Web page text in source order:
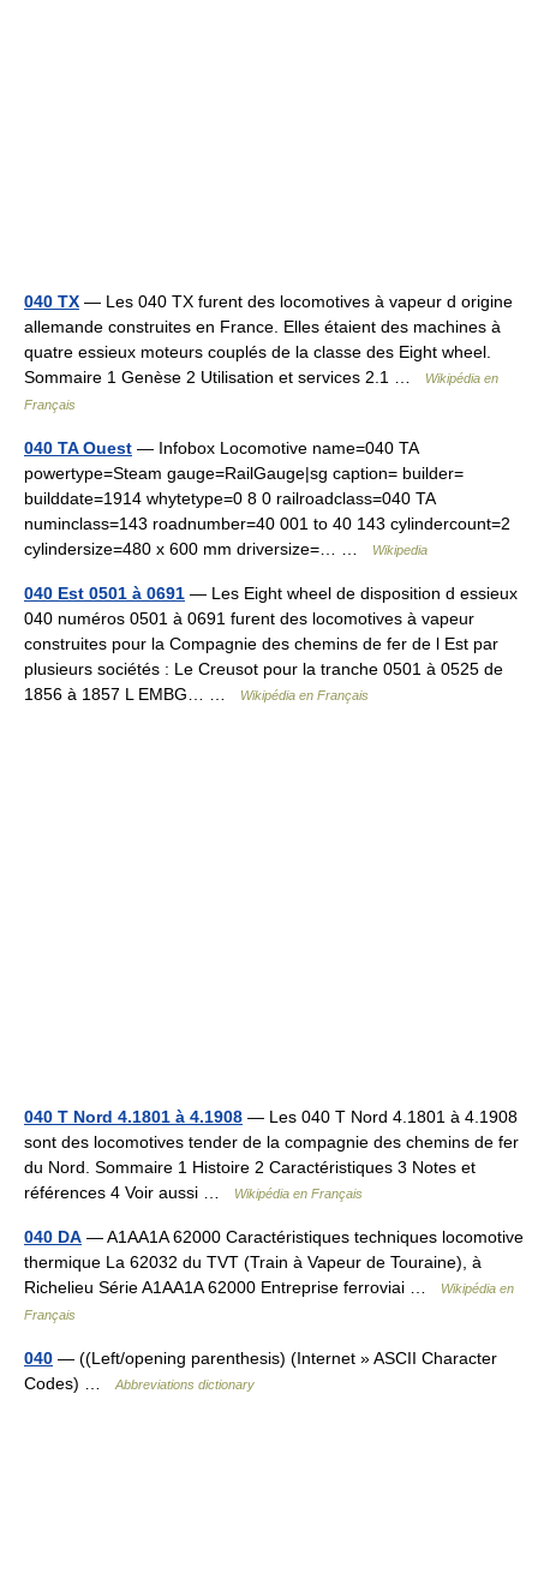
040 TX — Les 040 TX furent des locomotives à vapeur d origine
allemande construites en France. Elles étaient des machines à
quatre essieux moteurs couplés de la classe des Eight wheel.
Sommaire 1 Genèse 2 Utilisation et services 2.1 …
Wikipédia en
Français
040 TA Ouest — Infobox Locomotive name=040 TA
powertype=Steam gauge=RailGauge|sg caption= builder=
builddate=1914 whytetype=0 8 0 railroadclass=040 TA
numinclass=143 roadnumber=40 001 to 40 143 cylindercount=2
cylindersize=480 x 600 mm driversize=… …
Wikipedia
040 Est 0501 à 0691 — Les Eight wheel de disposition d essieux
040 numéros 0501 à 0691 furent des locomotives à vapeur
construites pour la Compagnie des chemins de fer de l Est par
plusieurs sociétés : Le Creusot pour la tranche 0501 à 0525 de
1856 à 1857 L EMBG… …
Wikipédia en Français
040 T Nord 4.1801 à 4.1908 — Les 040 T Nord 4.1801 à 4.1908
sont des locomotives tender de la compagnie des chemins de fer
du Nord. Sommaire 1 Histoire 2 Caractéristiques 3 Notes et
références 4 Voir aussi …
Wikipédia en Français
040 DA — A1AA1A 62000 Caractéristiques techniques locomotive
thermique La 62032 du TVT (Train à Vapeur de Touraine), à
Richelieu Série A1AA1A 62000 Entreprise ferroviai …
Wikipédia en
Français
040 — ((Left/opening parenthesis) (Internet » ASCII Character
Codes) …
Abbreviations dictionary